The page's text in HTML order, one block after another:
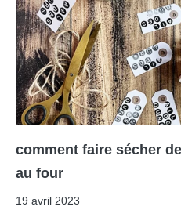
comment faire sécher
au four
19 avril 2023